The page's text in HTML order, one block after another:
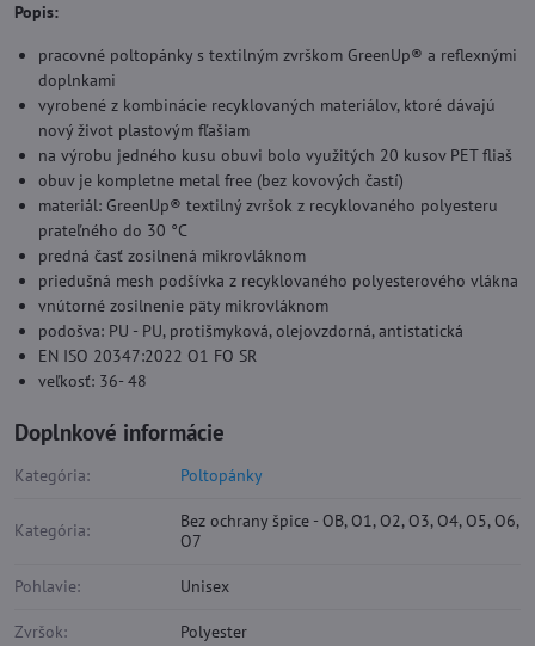
Popis:
pracovné poltopánky s textilným zvrškom GreenUp® a reflexnými
doplnkami
vyrobené z kombinácie recyklovaných materiálov, ktoré dávajú
nový život plastovým fľašiam
na výrobu jedného kusu obuvi bolo využitých 20 kusov PET fliaš
obuv je kompletne metal free (bez kovových častí)
materiál: GreenUp® textilný zvršok z recyklovaného polyesteru
prateľného do 30 °C
predná časť zosilnená mikrovláknom
priedušná mesh podšívka z recyklovaného polyesterového vlákna
vnútorné zosilnenie päty mikrovláknom
podošva: PU - PU, protišmyková, olejovzdorná, antistatická
EN ISO 20347:2022 O1 FO SR
veľkosť: 36- 48
Doplnkové informácie
Kategória: Poltopánky
Kategória:
Bez ochrany špice - OB, O1, O2, O3, O4, O5, O6,
O7
Pohlavie: Unisex
Zvršok: Polyester